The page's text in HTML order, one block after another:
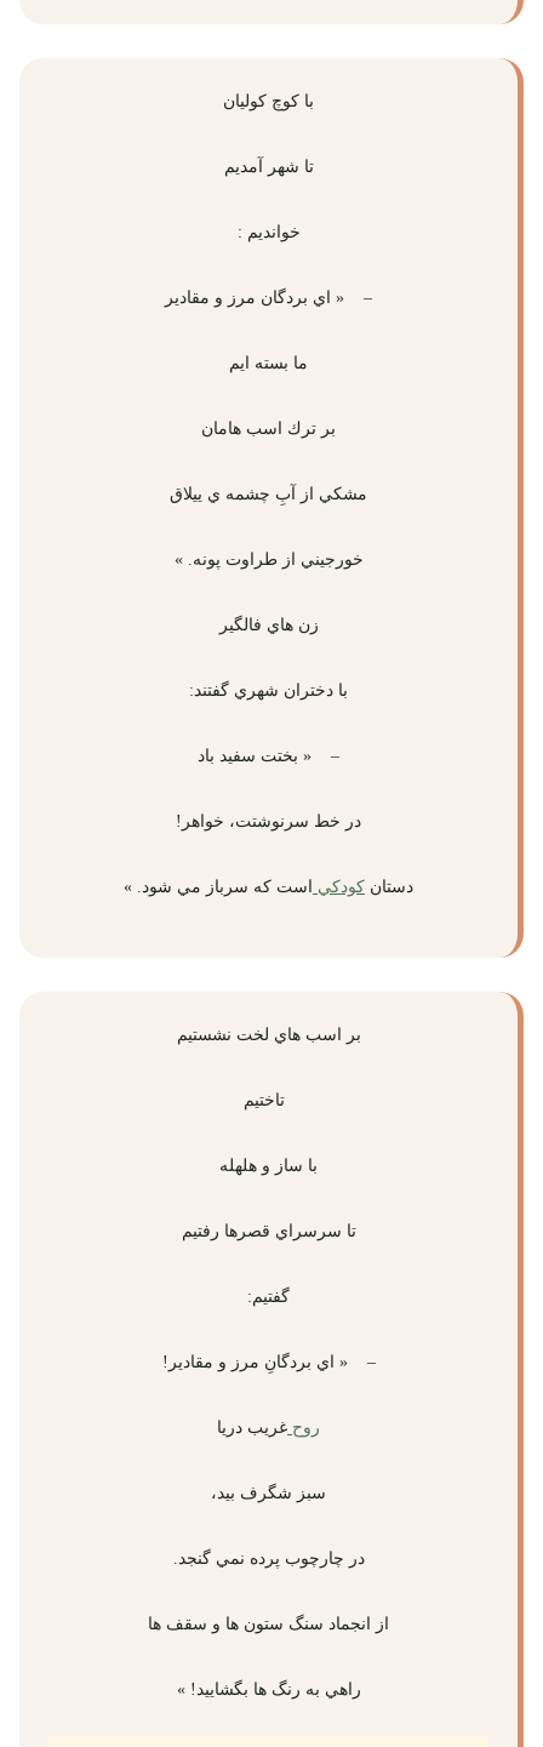
با كوچ كوليان
تا شهر آمديم
خوانديم :
– « اي بردگان مرز و مقادير
ما بسته ايم
بر ترك اسب هامان
مشكي از آبِ چشمه ي ييلاق
خورجيني از طراوت پونه. »
زن هاي فالگير
با دختران شهري گفتند:
– « بختت سفيد باد
در خط سرنوشتت، خواهر!
دستان كودكي است كه سرباز مي شود. »
بر اسب هاي لخت نشستيم
تاختيم
با ساز و هلهله
تا سرسراي قصرها رفتيم
گفتيم:
– « اي بردگانِ مرز و مقادير!
روح غريب دريا
سبز شگرف بيد،
در چارچوب پرده نمي گنجد.
از انجماد سنگ ستون ها و سقف ها
راهي به رنگ ها بگشاييد! »